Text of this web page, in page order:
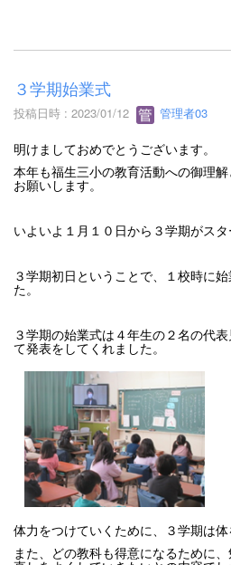
３学期始業式
投稿日時 : 2023/01/12 管理者03
明けましておめでとうございます。
本年も福生三小の教育活動への御理
お願いします。
いよいよ１月１０日から３学期がスタ
３学期初日ということで、１校時に
た。
３学期の始業式は４年生の２名の代
て発表をしてくれました。
体力をつけていくために、３学期は体
また、どの教科も得意になるために